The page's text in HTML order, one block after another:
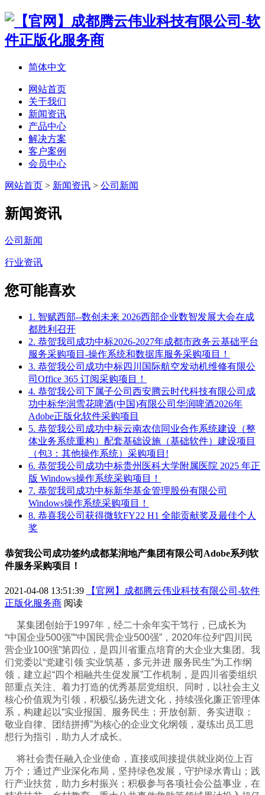
简体中文
网站首页
关于我们
新闻资讯
产品中心
解决方案
客户案例
会员中心
网站首页 > 新闻资讯 > 公司新闻
新闻资讯
公司新闻
行业资讯
您可能喜欢
1. 智赋西部--数创未来 2026西部企业数智发展大会在成
都胜利召开
2. 恭贺我司成功中标2026-2027年成都市政务云基础平台
服务采购项目-操作系统和数据库服务采购项目！
3. 恭贺我公司成功中标四川国际航空发动机维修有限公
司Office 365 订阅采购项目！
4. 恭贺我公司下属子公司西安腾云时代科技有限公司成
功中标华润雪花啤酒(中国)有限公司华润啤酒2026年
Adobe正版化软件采购项目
5. 恭贺我公司成功中标云南农信同业合作系统建设（整
体业务系统重构）配套基础设施（基础软件）建设项目
（包3：其他操作系统）采购项目!
6. 恭贺我公司成功中标贵州医科大学附属医院 2025 年正
版 Windows操作系统采购项目！
7. 恭贺我司成功中标新华基金管理股份有限公司
Windows操作系统采购项目！
8. 恭喜我公司获得微软FY22 H1 全能贡献奖及最佳个人
奖
恭贺我公司成功签约成都某润地产集团有限公司Adobe系列软
件服务采购项目！
2021-04-08 13:51:39
【官网】成都腾云伟业科技有限公司-软件
正版化服务商 阅读
某集团创始于1997年，经二十余年实干笃行，已成长为
“中国企业500强”“中国民营企业500强”，2020年位列“四川民
营企业100强”第四位，是四川省重点培育的大企业大集团。我
们党委以“党建引领 实业筑基，多元并进 服务民生”为工作纲
领，建立起“四个相融共生促发展”工作机制，是四川省委组织
部重点关注、着力打造的优秀基层党组织。同时，以社会主义
核心价值观为引领，积极弘扬先进文化，持续强化廉正管理体
系，构建起以“实业报国、服务民生；开放创新、务实进取；
敬业自律、团结拼搏”为核心的企业文化纲领，凝练出员工思
想行为指引，助力人才成长。
将社会责任融入企业使命，直接或间接提供就业岗位上百
万个；通过产业深化布局，坚持绿色发展，守护绿水青山；践
行产业扶贫，助力乡村振兴；积极参与各项社会公益事业，在